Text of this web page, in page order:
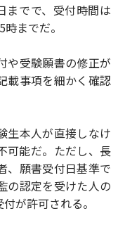
までで、受付時間は
までだ。
や受験願書の修正が
載事項を細かく確認
生本人が直接しなけ
可能だ。ただし、長
、願書受付日基準で
の認定を受けた人の
が許可される。